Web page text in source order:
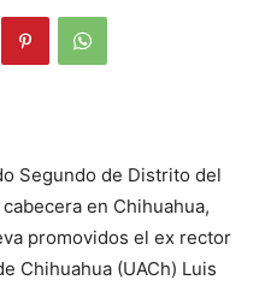
Segundo de Distrito del
en Chihuahua,
promovidos el ex rector
Chihuahua (UACh) Luis